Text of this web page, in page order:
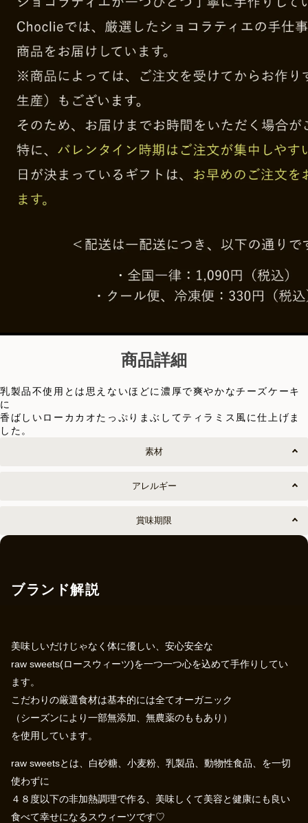
商品詳細
乳製品不使用とは思えないほどに濃厚で爽やかなチーズケーキ
に
香ばしいローカカオたっぷりまぶしてティラミス風に仕上げま
した。
素材
アレルギー
賞味期限
ブランド解説
美味しいだけじゃなく体に優しい、安心安全な
raw sweets(ロースウィーツ)を一つ一つ心を込めて手作りしてい
ます。
こだわりの厳選食材は基本的には全てオーガニック
（シーズンにより一部無添加、無農薬のももあり）
を使用しています。
raw sweetsとは、白砂糖、小麦粉、乳製品、動物性食品、を一切
使わずに
４８度以下の非加熱調理で作る、美味しくて美容と健康にも良い
食べて幸せになるスウィーツです♡